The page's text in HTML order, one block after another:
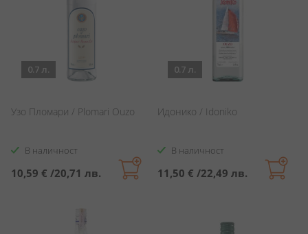
0.7 л.
Узо Пломари / Plomari Ouzo
В наличност
10,59 € /20,71 лв.
0.7 л.
Идонико / Idoniko
В наличност
11,50 € /22,49 лв.